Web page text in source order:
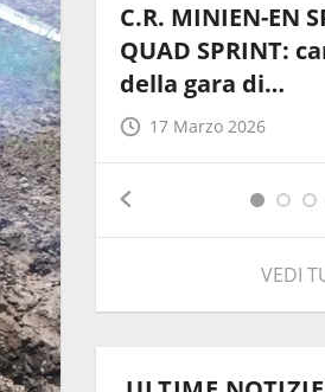
C.R. MINIEN-EN
QUAD SPRINT:
della gara di…
17 Marzo 2026
VEDI